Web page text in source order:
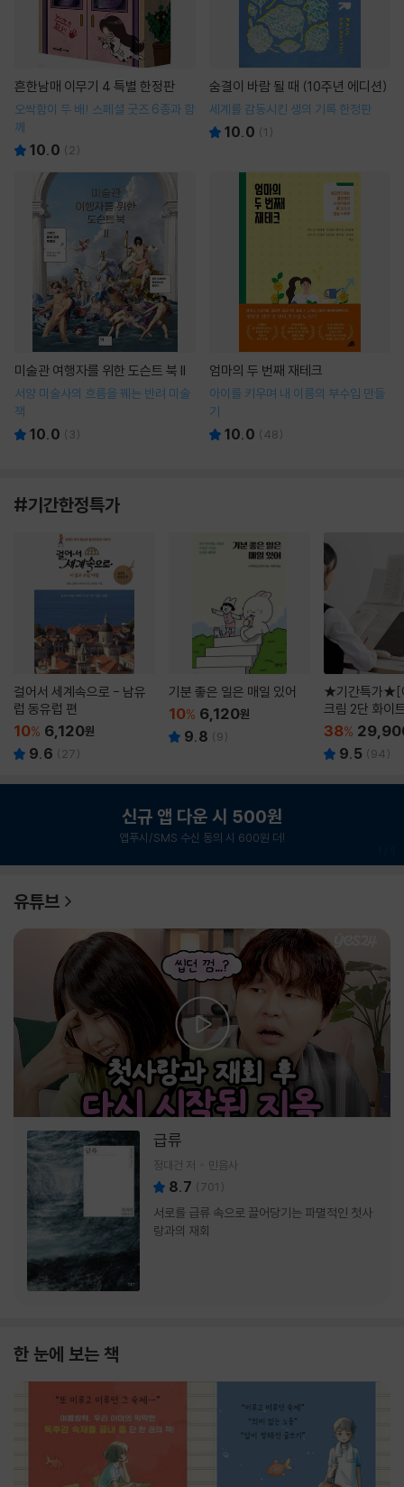
흔한남매 이무기 4 특별 한정판
오싹함이 두 배! 스페셜 굿즈 6종과 함
께
10.0 ( 2)
숨결이 바람 될 때 (10주년 에디션)
세계를 감동시킨 생의 기록 한정판
10.0 (1 )
미술관 여행자를 위한 도슨트 북 II
서양 미술사의 흐름을 꿰는 반려 미술
책
10.0 ( 3)
엄마의 두 번째 재테크
아이를 키우며 내 이름의 부수입 만들
기
10.0 (48)
#기간한정특가
걸어서 세계속으로 - 남유
럽 동유럽 편
10% 6,120원
9.6 ( 27)
기분 좋은 일은 매일 있어
10% 6,120원
9.8 (9)
★기간특가★[
크림 2단 화이
38%
9.5 (94)
신규 앱 다운 시 500원
앱푸시/SMS 수신 동의 시 600원 더!
유튜브
급류
정대건 저 민음사
8.7 (701 )
서로를 급류 속으로 끌어당기는 파멸적인 첫사
랑과의 재회
한 눈에 보는 책